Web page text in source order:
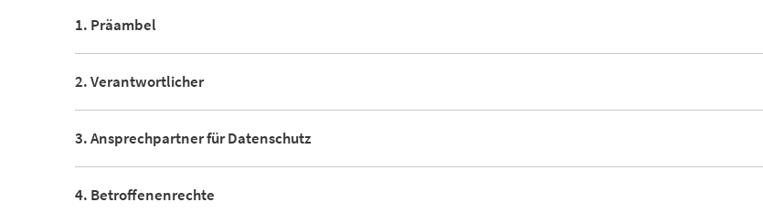
1. Präambel
2. Verantwortlicher
3. Ansprechpartner für Datenschutz
4. Betroffenenrechte